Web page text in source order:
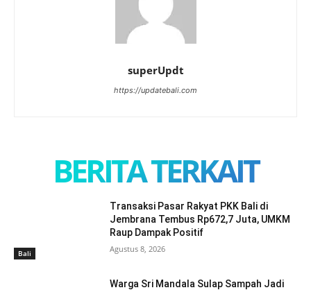
superUpdt
https://updatebali.com
BERITA TERKAIT
Bali
Transaksi Pasar Rakyat PKK Bali di
Jembrana Tembus Rp672,7 Juta, UMKM
Raup Dampak Positif
Agustus 8, 2026
Warga Sri Mandala Sulap Sampah Jadi